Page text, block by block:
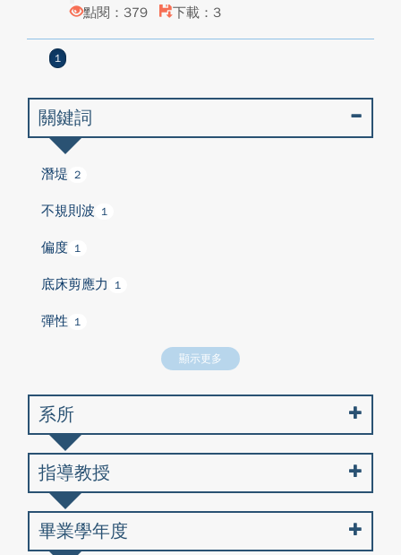
點閱：379
下載：3
1
關鍵詞
潛堤 2
不規則波 1
偏度 1
底床剪應力 1
彈性 1
顯示更多
系所
指導教授
畢業學年度